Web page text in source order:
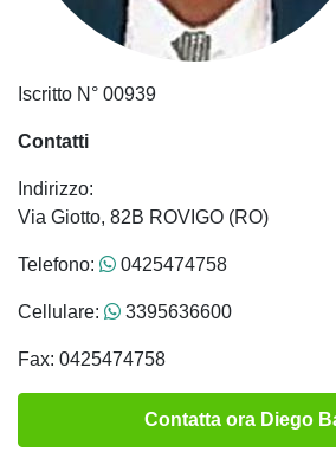
Iscritto N° 00939
Contatti
Indirizzo:
Via Giotto, 82B ROVIGO (RO)
Telefono: 0425474758
Cellulare: 3395636600
Fax: 0425474758
Contatta ora Diego